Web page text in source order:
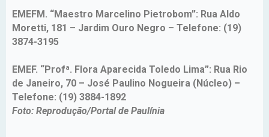
EMEFM. “Maestro Marcelino Pietrobom”: Rua Aldo
Moretti, 181 – Jardim Ouro Negro – Telefone: (19)
3874-3195
EMEF. “Profª. Flora Aparecida Toledo Lima”: Rua Rio
de Janeiro, 70 – José Paulino Nogueira (Núcleo) –
Telefone: (19) 3884-1892
Foto: Reprodução/Portal de Paulínia